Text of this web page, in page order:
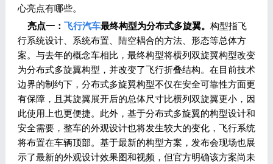
心亮点有哪些。
亮点一： 飞行汽车最终构型为分布式多旋翼。 构型指飞
行系统设计、系统布置、陆空耦合的方法、形态等总体方
案。与去年的概念车相比，最终构型将横列双旋翼构型改变
为分布式多旋翼构型，并改变了飞行折叠结构。在目前技术
边界的制约下，分布式多旋翼构型不仅在安全可靠性方面更
有保障，且其旋翼展开后的总体尺寸比横列双旋翼更小，因
此使用上也更便捷。此外，基于分布式多旋翼的构型设计和
安全需要，整车的外观设计也将发生较大的变化，飞行系统
将布置在车辆顶部。基于最新的构型方案，发布会现场也展
示了最新的外观设计效果图和视频，但官方明确该方案尚未